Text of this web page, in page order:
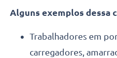
Alguns exemplos dessa
Trabalhadores em
carregadores,